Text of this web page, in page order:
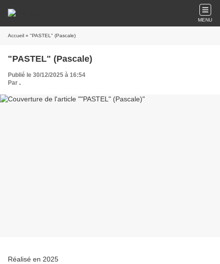
MENU
Accueil » "PASTEL" (Pascale)
"PASTEL" (Pascale)
Publié le 30/12/2025 à 16:54
Par .
Réalisé en 2025